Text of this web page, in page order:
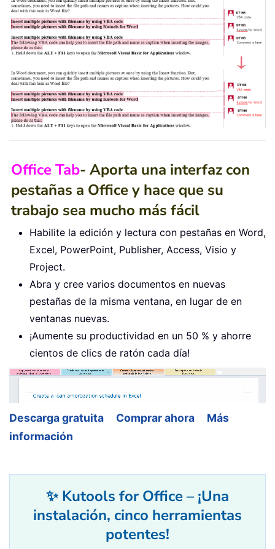
Office Tab- Aporta una interfaz con
pestañas a Office y hace que su
trabajo sea mucho más fácil
Habilite la edición y lectura con pestañas en Word,
Excel, PowerPoint, Publisher, Access, Visio y
Project.
Abra y cree varios documentos en nuevas
pestañas de la misma ventana, en lugar de en
ventanas nuevas.
¡Aumente su productividad en un 50 % y ahorre
cientos de clics de ratón cada día!
Descarga gratuita Comprar ahora
Más
información
✨ Kutools for Office – ¡Una
instalación, cinco herramientas
potentes!